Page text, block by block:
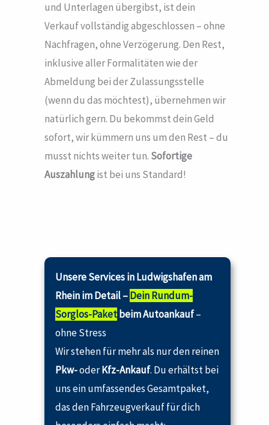
und Unterlagen übergibst, ist dein
Verkauf vollständig abgeschlossen – ohne
Nachfragen, ohne Verzögerung. Den Rest,
inklusive aller Formalitäten wie der
Abmeldung bei der Zulassungsstelle
(wenn du das möchtest), übernehmen wir
natürlich gern. Du bekommst dein Geld
sofort, wir kümmern uns um den Rest – du
musst nichts weiter tun. Sofortige
Auszahlungist bei uns Standard!
Unsere Services in Ludwigshafen am
Rhein im Detail –Dein Rundum-
Sorglos-Paketbeim Autoankauf–
ohne Stress
Wir stehen für mehr als nur den reinen
Pkw-oderKfz-Ankauf. Du erhältst bei
uns ein umfassendes Gesamtpaket,
das den Fahrzeugverkauf für dich